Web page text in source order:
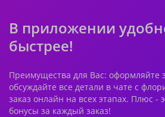
В приложении
быстрее!
Преимущества для Вас: оформляйте
обсуждайте все детали в чате с
заказ онлайн на всех этапах. Плюс -
бонусы за каждый заказ!